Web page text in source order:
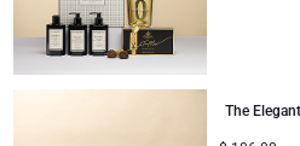
Cadeaux pour partager
Naissance
Cadeaux pour enfants
The